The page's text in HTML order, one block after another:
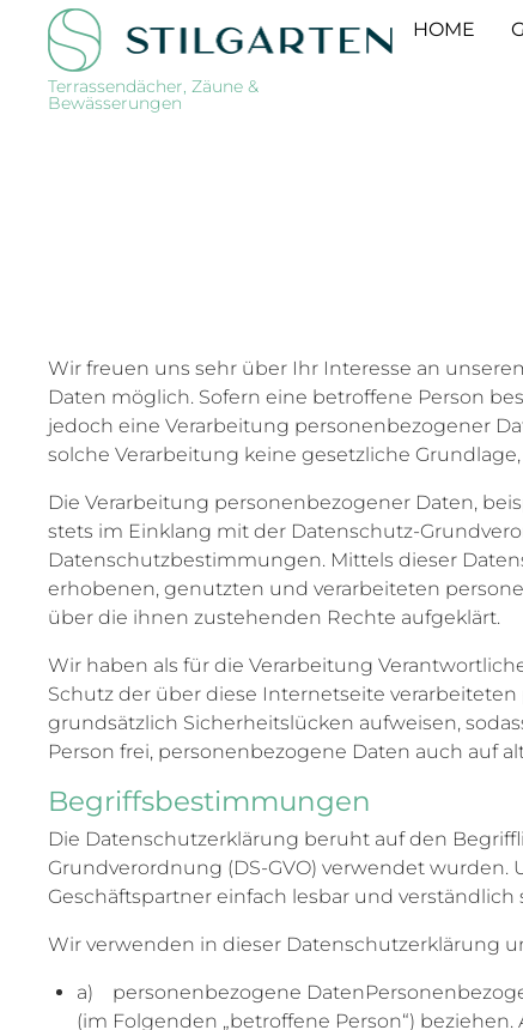
Terrassendächer, Zäune &
Bewässerungen
HOME
Wir freuen uns sehr über Ihr Interesse an
Daten möglich. Sofern eine betroffene Person
jedoch eine Verarbeitung personenbezogener
solche Verarbeitung keine gesetzliche
Die Verarbeitung personenbezogener Daten,
stets im Einklang mit der Datenschutz-
Datenschutzbestimmungen. Mittels dieser
erhobenen, genutzten und verarbeiteten
über die ihnen zustehenden Rechte aufgeklärt.
Wir haben als für die Verarbeitung
Schutz der über diese Internetseite
grundsätzlich Sicherheitslücken aufweisen,
Person frei, personenbezogene Daten auch auf
Begriffsbestimmungen
Die Datenschutzerklärung beruht auf den
Grundverordnung (DS-GVO) verwendet
Geschäftspartner einfach lesbar und
Wir verwenden in dieser Datenschutzerklärung
a) personenbezogene
(im Folgenden „betroffene Person“)